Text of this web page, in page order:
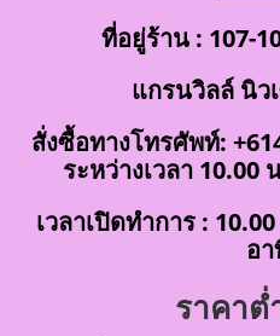
ที่อยู่ร้าน : 107-
แกรนวิลล์ นิว
สั่งซื้อทางโทรศัพท์:
ระหว่างเวลา 10.00
เวลาเปิดทำการ :
อ
ราคา